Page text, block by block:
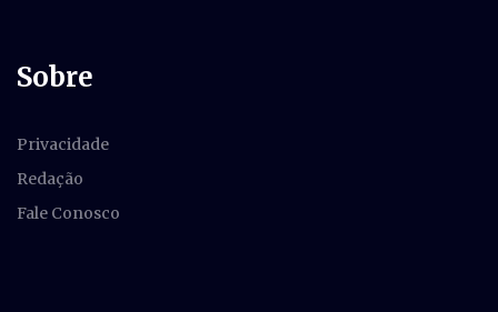
Sobre
Privacidade
Redação
Fale Conosco